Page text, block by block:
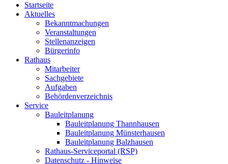
Startseite
Aktuelles
Bekanntmachungen
Veranstaltungen
Stellenanzeigen
Bürgerinfo
Rathaus
Mitarbeiter
Sachgebiete
Aufgaben
Behördenverzeichnis
Service
Bauleitplanung
Bauleitplanung Thannhausen
Bauleitplanung Münsterhausen
Bauleitplanung Balzhausen
Rathaus-Serviceportal (RSP)
Datenschutz - Hinweise